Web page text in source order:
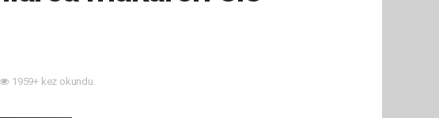
1959+ kez okundu.